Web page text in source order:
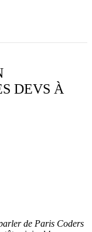
DEVS À
de Paris Coders